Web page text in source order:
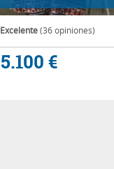
Excelente (36 opiniones)
5.100 €